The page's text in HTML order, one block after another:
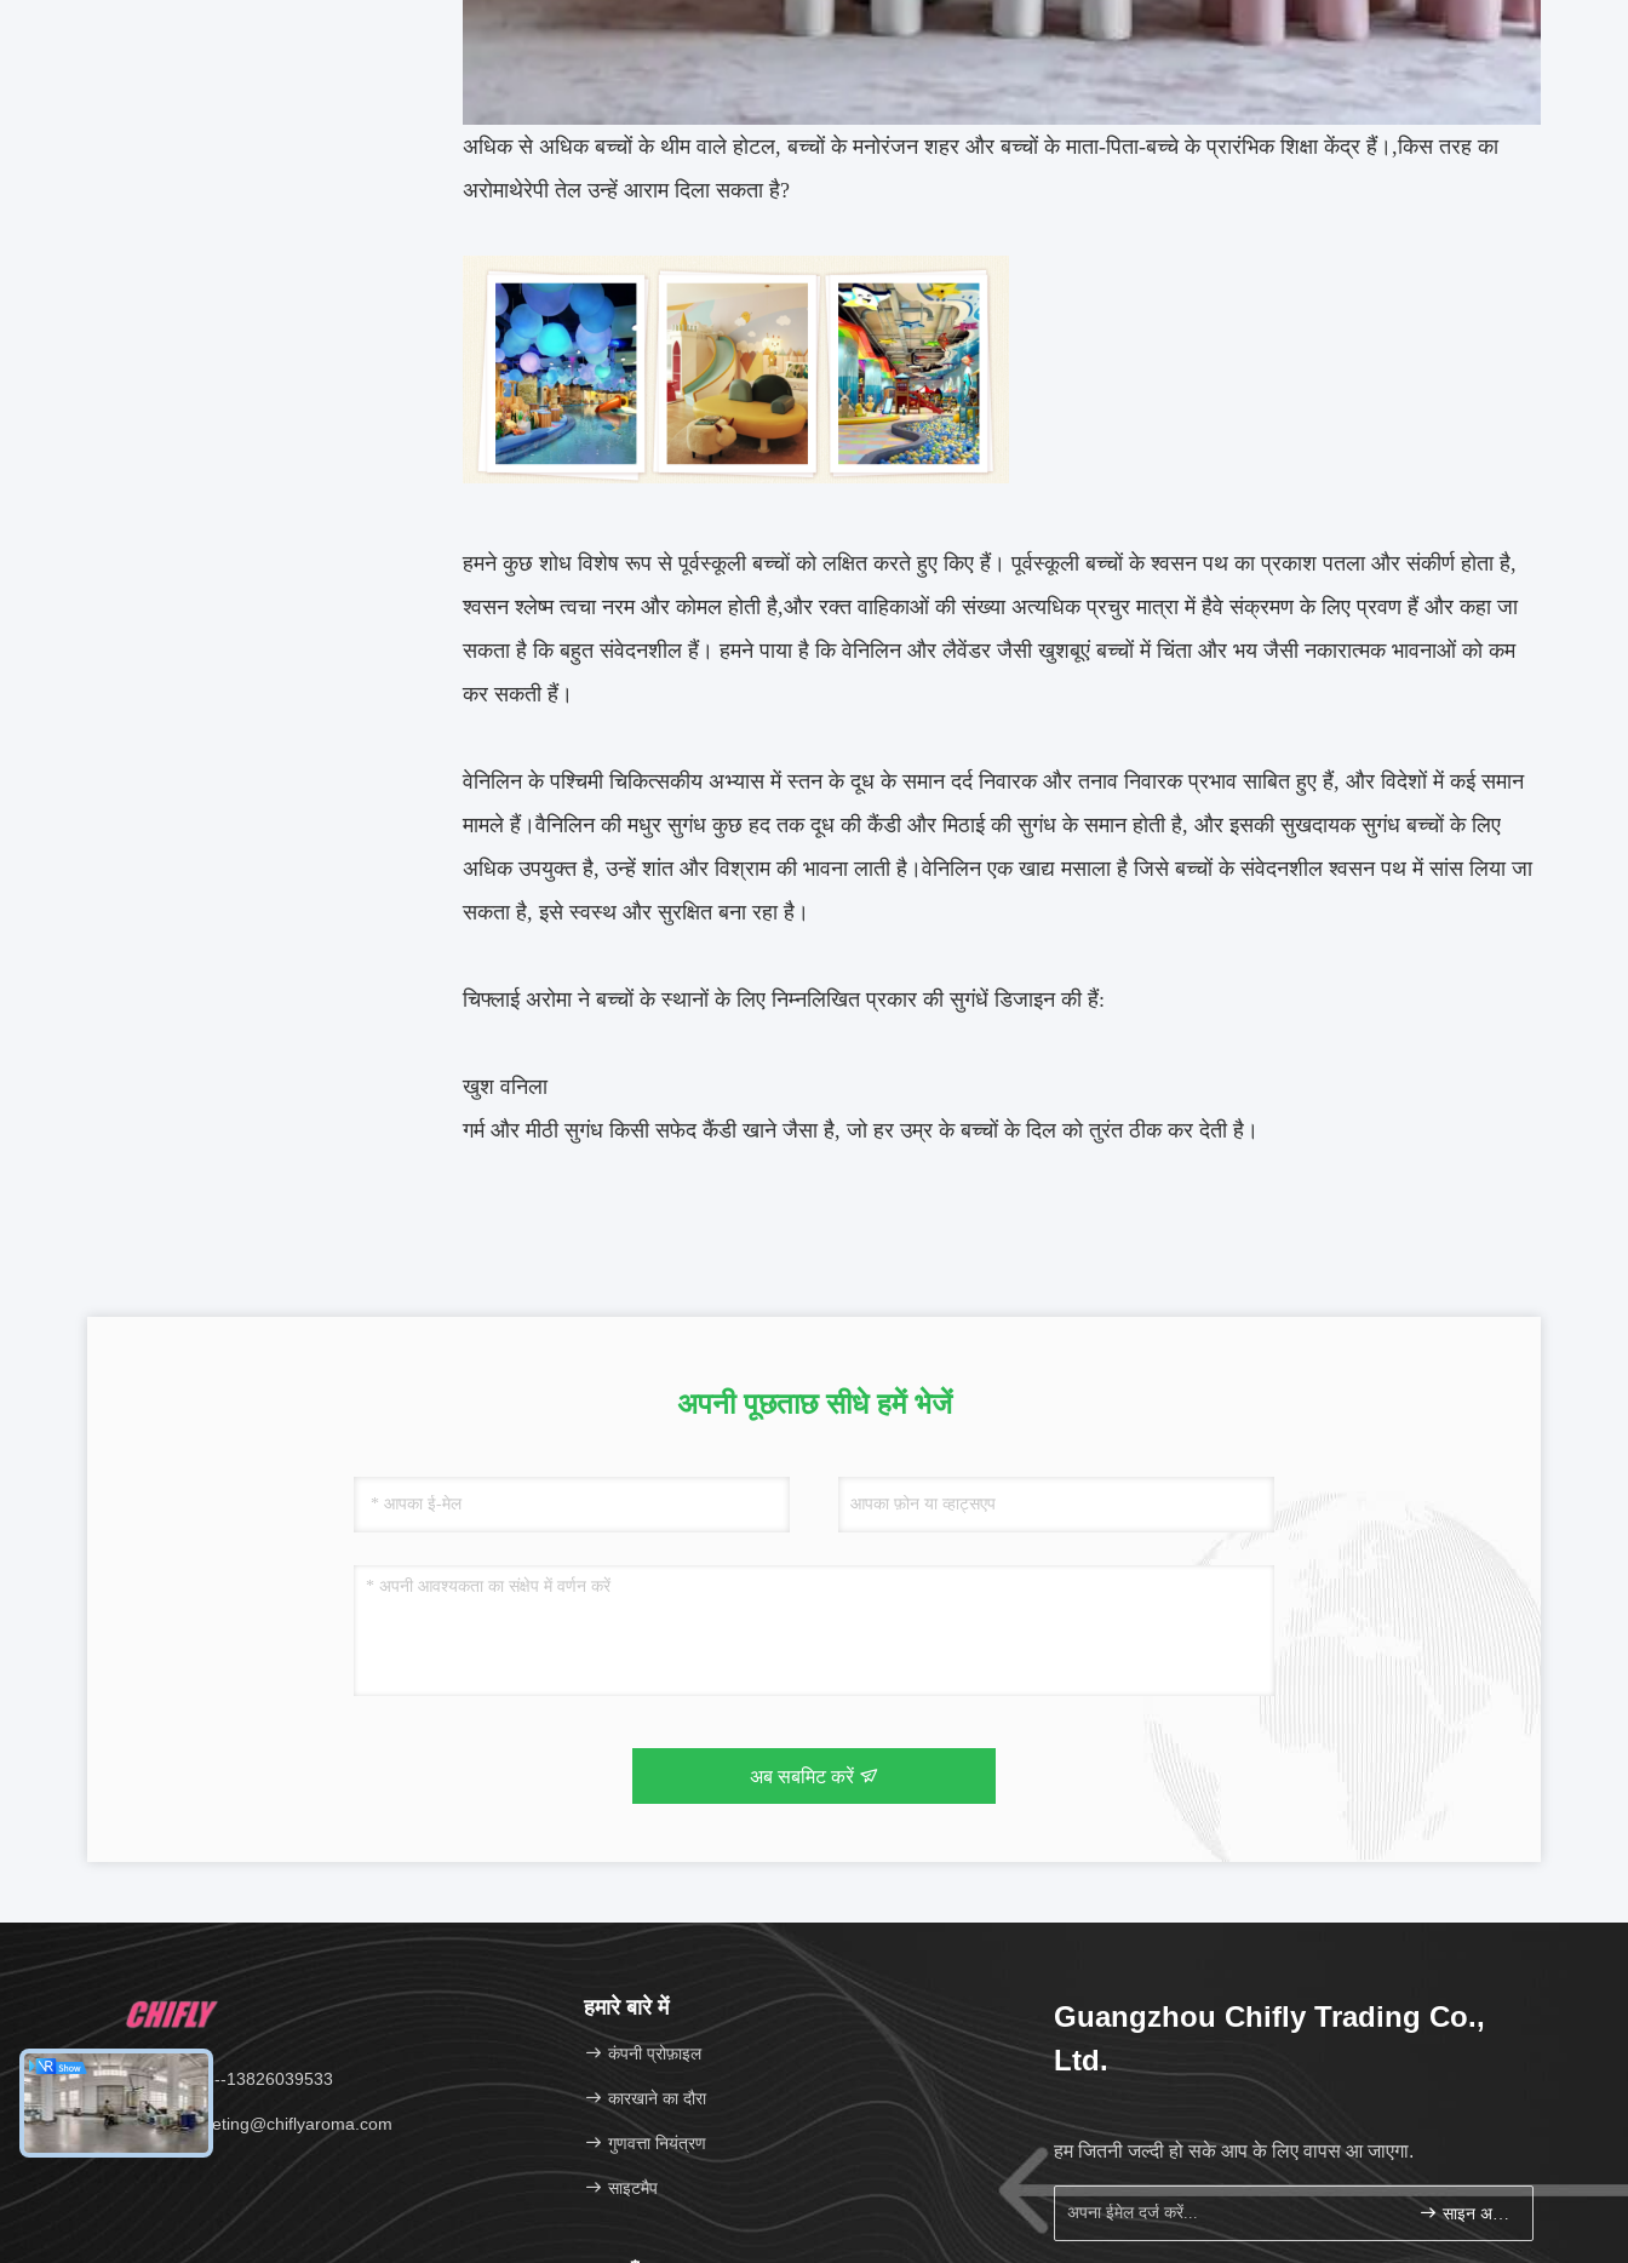
अधिक से अधिक बच्चों के थीम वाले होटल, बच्चों के मनोरंजन शहर और बच्चों के माता-पिता-बच्चे के प्रारंभिक शिक्षा केंद्र हैं।,किस तरह का
अरोमाथेरेपी तेल उन्हें आराम दिला सकता है?
हमने कुछ शोध विशेष रूप से पूर्वस्कूली बच्चों को लक्षित करते हुए किए हैं। पूर्वस्कूली बच्चों के श्वसन पथ का प्रकाश पतला और संकीर्ण होता है,
श्वसन श्लेष्म त्वचा नरम और कोमल होती है,और रक्त वाहिकाओं की संख्या अत्यधिक प्रचुर मात्रा में हैवे संक्रमण के लिए प्रवण हैं और कहा जा
सकता है कि बहुत संवेदनशील हैं। हमने पाया है कि वेनिलिन और लैवेंडर जैसी खुशबूएं बच्चों में चिंता और भय जैसी नकारात्मक भावनाओं को कम
कर सकती हैं।
वेनिलिन के पश्चिमी चिकित्सकीय अभ्यास में स्तन के दूध के समान दर्द निवारक और तनाव निवारक प्रभाव साबित हुए हैं, और विदेशों में कई समान
मामले हैं।वैनिलिन की मधुर सुगंध कुछ हद तक दूध की कैंडी और मिठाई की सुगंध के समान होती है, और इसकी सुखदायक सुगंध बच्चों के लिए
अधिक उपयुक्त है, उन्हें शांत और विश्राम की भावना लाती है।वेनिलिन एक खाद्य मसाला है जिसे बच्चों के संवेदनशील श्वसन पथ में सांस लिया जा
सकता है, इसे स्वस्थ और सुरक्षित बना रहा है।
चिफ्लाई अरोमा ने बच्चों के स्थानों के लिए निम्नलिखित प्रकार की सुगंधें डिजाइन की हैं:
खुश वनिला
गर्म और मीठी सुगंध किसी सफेद कैंडी खाने जैसा है, जो हर उम्र के बच्चों के दिल को तुरंत ठीक कर देती है।
अपनी पूछताछ सीधे हमें भेजें
अब सबमिट करें
टेलीफोन：86--13826039533
ईमेल：marketing@chiflyaroma.com
हमारे बारे में
कंपनी प्रोफ़ाइल
कारखाने का दौरा
गुणवत्ता नियंत्रण
साइटमैप
Guangzhou Chifly Trading Co.,
Ltd.
हम जितनी जल्दी हो सके आप के लिए वापस आ जाएगा.
साइन अप करें